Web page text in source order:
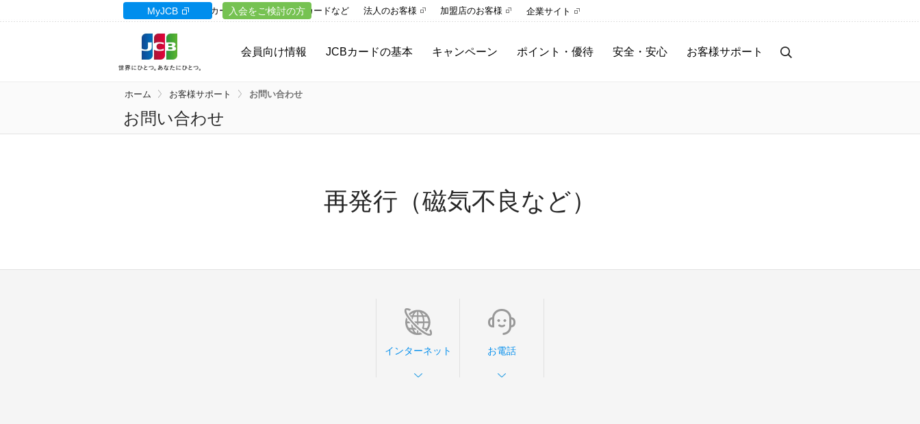
カードサイト
会員向け情報 JCBカードの基本 キャンペーン ポイント・優待 安全・安心 お客様サポート
カードローン ギフトカードなど 法人のお客様 加盟店のお客様 企業サイト
入会をご検討の方
MyJCB
ホーム お客様サポート お問い合わせ
お問い合わせ
再発行（磁気不良など）
インターネット お電話